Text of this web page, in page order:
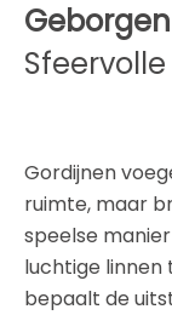
Gordijnen
ruimte, maar
speelse
luchtige linnen
bepaalt de